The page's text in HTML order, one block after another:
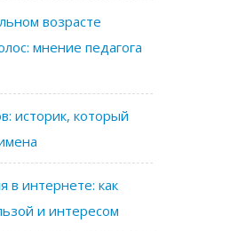
возрасте
мнение педагога
историк, который
в интернете: как
и интересом